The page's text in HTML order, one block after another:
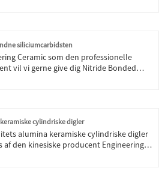
siliciumcarbidsten
Ceramic som den professionelle
vil vi gerne give dig Nitride Bonded
cylindriske digler
alumina keramiske cylindriske digler
af den kinesiske producent Engineering